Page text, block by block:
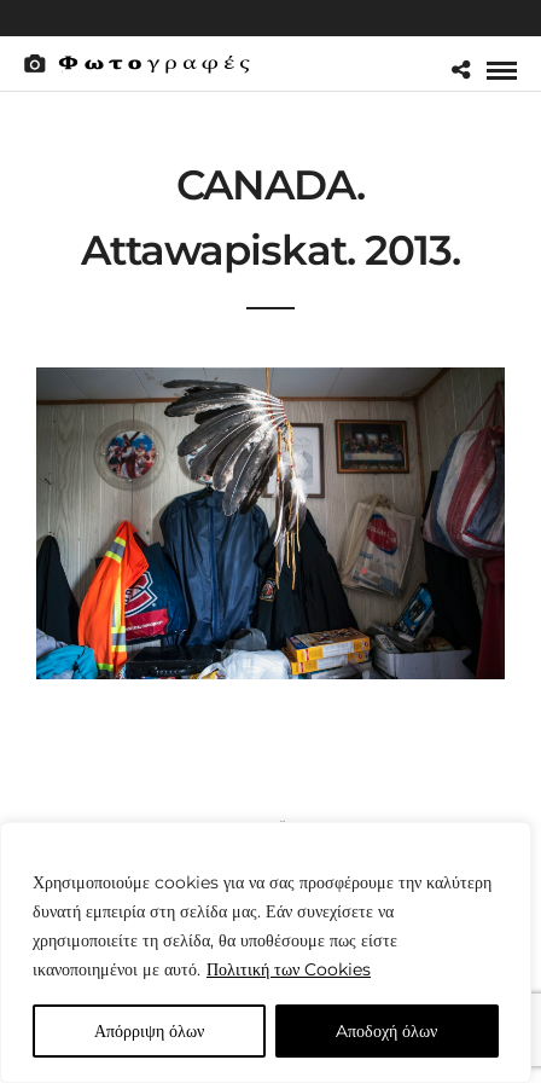
Χρησιμοποιούμε cookies για να σας προσφέρουμε την καλύτερη
δυνατή εμπειρία στη σελίδα μας. Εάν συνεχίσετε να
χρησιμοποιείτε τη σελίδα, θα υποθέσουμε πως είστε
ικανοποιημένοι με αυτό. Πολιτική των Cookies
Απόρριψη όλων Aποδοχή όλων
CANADA.
Attawapiskat. 2013.
© Copyright: www.fotografes.gr - Δαμιανός Μωραΐτης